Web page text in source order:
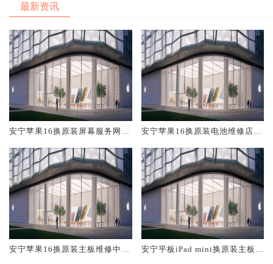
最新资讯
安宁苹果16换原装屏幕服务网点
安宁苹果16换原装电池维修店大
安宁苹果16换原装主板维修中心
安宁平板iPad mini换原装主板维